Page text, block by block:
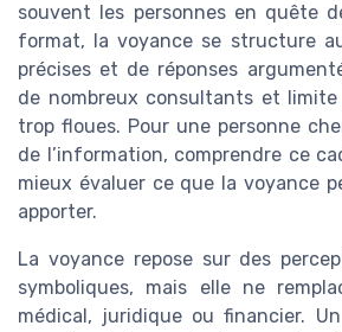
souvent les personnes en quête
format, la voyance se structure
précises et de réponses
de nombreux consultants et
trop floues. Pour une personne
de l’information, comprendre ce
mieux évaluer ce que la voyance
apporter.
La voyance repose sur des
symboliques, mais elle ne
médical, juridique ou financier.